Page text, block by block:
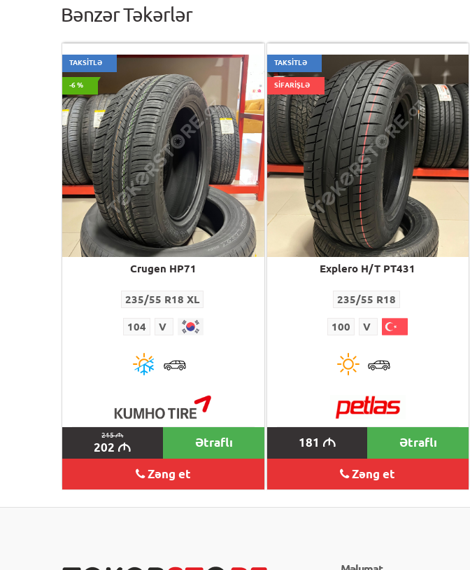
Bənzər Təkərlər
TAKSİTLƏ
-6 %
Crugen HP71
235/55 R18 XL
104 V
215M
202 M Ətraflı
Zəng et
TAKSİTLƏ
SİFARİŞLƏ
Explero H/T PT431
235/55 R18
100 V
181 M Ətraflı
Zəng et